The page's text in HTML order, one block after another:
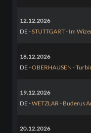
12.12.2026
DE -STUTTGART - Im
18.12.2026
DE -OBERHAUSEN -
19.12.2026
DE -WETZLAR - Buderus
20.12.2026